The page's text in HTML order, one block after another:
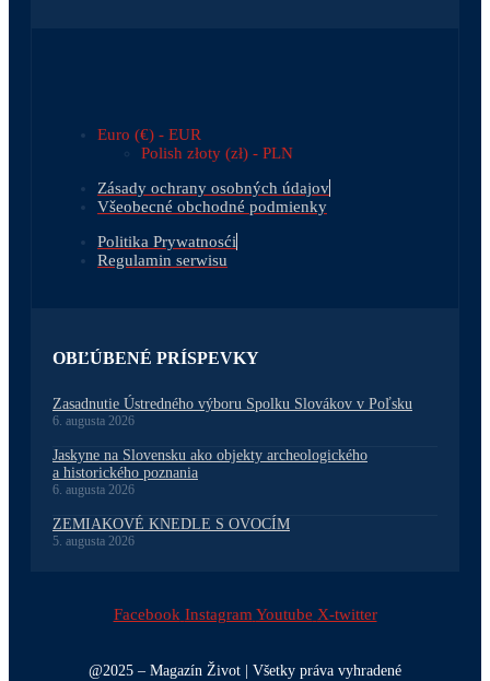
Euro (€) - EUR
Polish złoty (zł) - PLN
Zásady ochrany osobných údajov
Všeobecné obchodné podmienky
Politika Prywatnosći
Regulamin serwisu
OBĽÚBENÉ PRÍSPEVKY
Zasadnutie Ústredného výboru Spolku Slovákov v Poľsku
6. augusta 2026
Jaskyne na Slovensku ako objekty archeologického
a historického poznania
6. augusta 2026
ZEMIAKOVÉ KNEDLE S OVOCÍM
5. augusta 2026
Facebook Instagram Youtube X-twitter
@2025 – Magazín Život | Všetky práva vyhradené